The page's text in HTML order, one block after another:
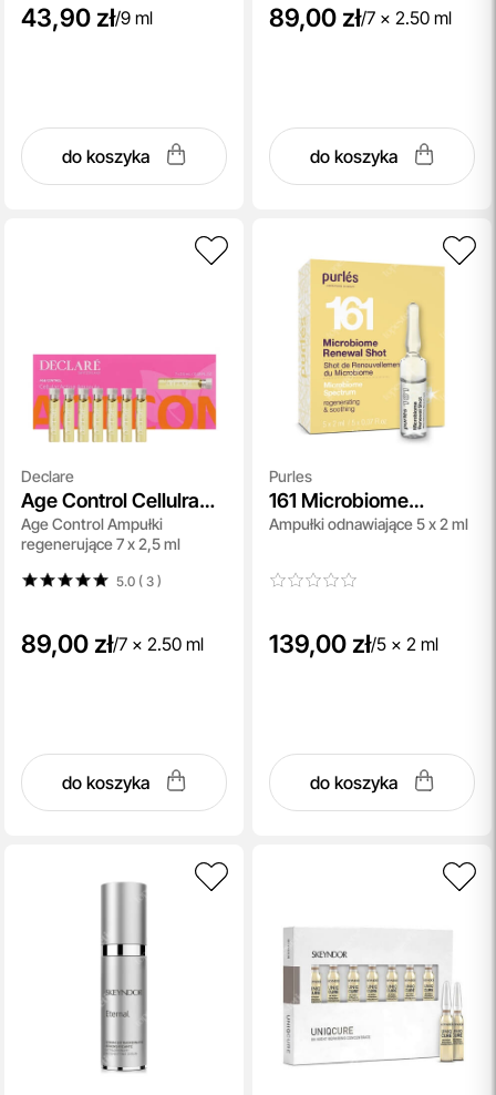
43,90 zł/9 ml
do koszyka
89,00 zł/7 x 2.50 ml
do koszyka
Declare
Age Control Cellulra
Action Ampoule
Age Control Ampułki
regenerujące 7 x 2,5 ml
5.0 ( 3)
89,00 zł/7 x 2.50 ml
do koszyka
Purles
161 Microbiome
Renewal Shot
Ampułki odnawiające 5 x 2 ml
139,00 zł/5 x 2 ml
do koszyka